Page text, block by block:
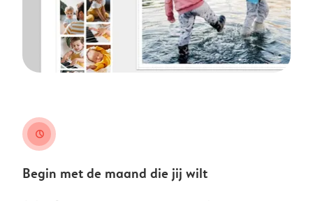
clock
Begin met de maand die jij wilt